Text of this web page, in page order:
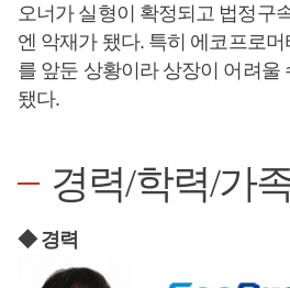
오너가 실형이 확정되고 법정구
엔 악재가 됐다. 특히 에코프로
를 앞둔 상황이라 상장이 어려울
됐다.
경력/학력/가
◆ 경력